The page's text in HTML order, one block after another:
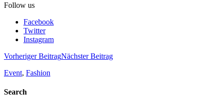
Follow us
Facebook
Twitter
Instagram
Vorheriger BeitragNächster Beitrag
Event, Fashion
Search